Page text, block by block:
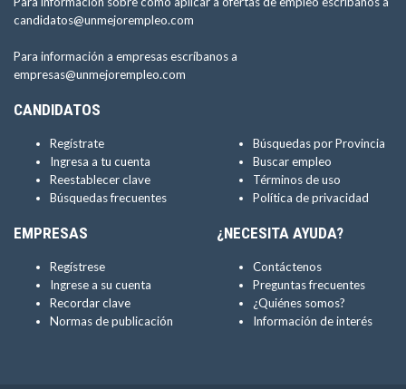
candidatos@unmejorempleo.com
Para información a empresas escríbanos a
empresas@unmejorempleo.com
CANDIDATOS
Regístrate
Ingresa a tu cuenta
Reestablecer clave
Búsquedas frecuentes
Búsquedas por Provincia
Buscar empleo
Términos de uso
Política de privacidad
EMPRESAS
Regístrese
Ingrese a su cuenta
Recordar clave
Normas de publicación
¿NECESITA AYUDA?
Contáctenos
Preguntas frecuentes
¿Quiénes somos?
Información de interés